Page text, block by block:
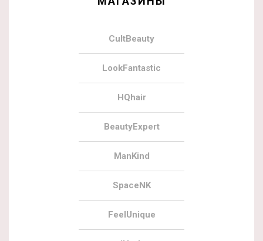
CultBeauty
LookFantastic
HQhair
BeautyExpert
ManKind
SpaceNK
FeelUnique